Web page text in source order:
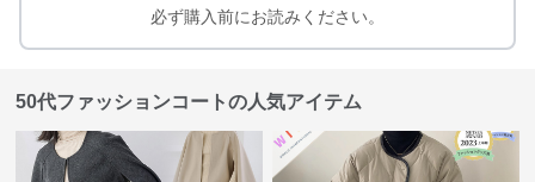
必ず購入前にお読みください。
50代ファッションコートの人気アイテム